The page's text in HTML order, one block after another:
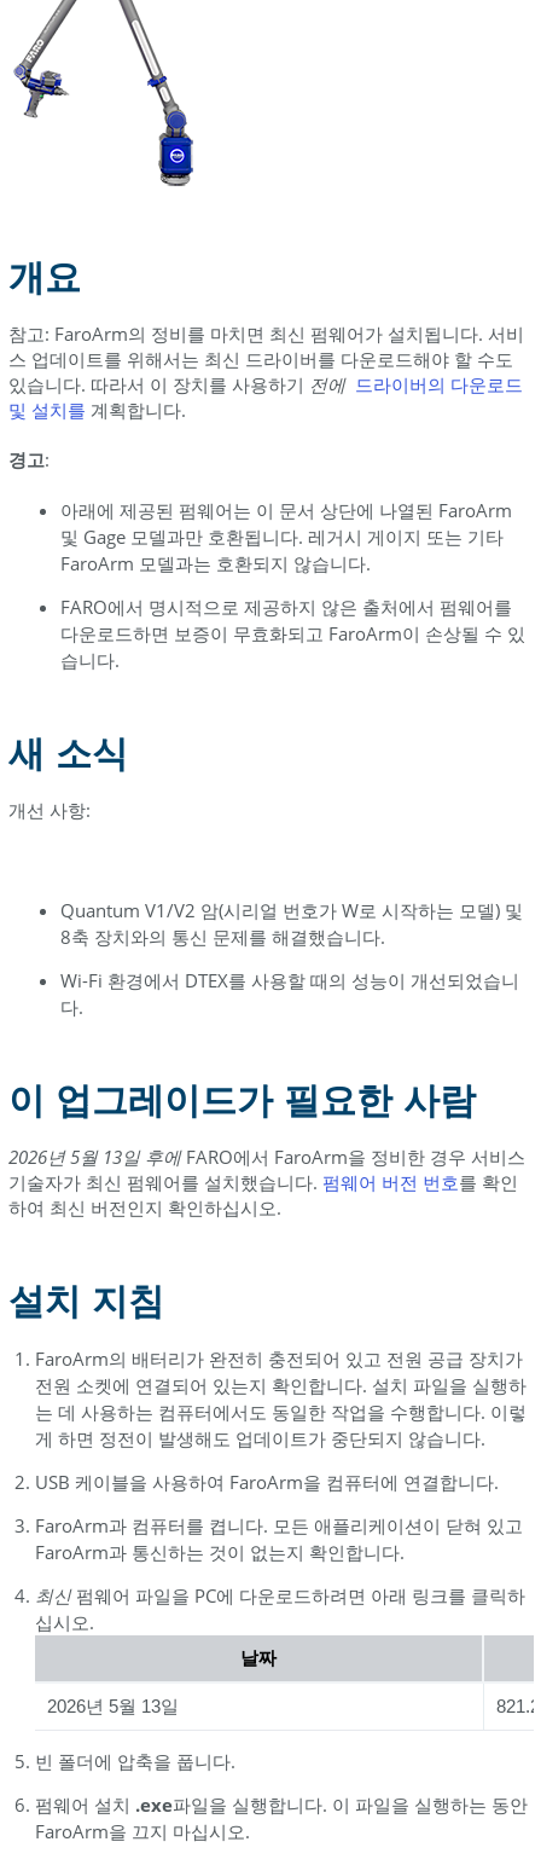
람
설
치
용
여
펌
웨
어
전
인
Measure
10.7.6
사
하
어
버
인
조
개요
참고: FaroArm의 정비를 마치면 최신 펌웨어가 설치됩니다. 서비
스 업데이트를 위해서는 최신 드라이버를 다운로드해야 할 수도
있습니다. 따라서 이 장치를 사용하기 전에 드라이버의 다운로드
및 설치를 계획합니다.
경고:
아래에 제공된 펌웨어는 이 문서 상단에 나열된 FaroArm
및 Gage 모델과만 호환됩니다. 레거시 게이지 또는 기타
FaroArm 모델과는 호환되지 않습니다.
FARO에서 명시적으로 제공하지 않은 출처에서 펌웨어를
다운로드하면 보증이 무효화되고 FaroArm이 손상될 수 있
습니다.
새 소식
개선 사항:
Quantum V1/V2 암(시리얼 번호가 W로 시작하는 모델) 및
8축 장치와의 통신 문제를 해결했습니다.
Wi-Fi 환경에서 DTEX를 사용할 때의 성능이 개선되었습니
다.
이 업그레이드가 필요한 사람
2026년 5월 13일 후에FARO에서 FaroArm을 정비한 경우 서비스
기술자가 최신 펌웨어를 설치했습니다. 펌웨어 버전 번호를 확인
하여 최신 버전인지 확인하십시오.
설치 지침
FaroArm의 배터리가 완전히 충전되어 있고 전원 공급 장치가
전원 소켓에 연결되어 있는지 확인합니다. 설치 파일을 실행하
는 데 사용하는 컴퓨터에서도 동일한 작업을 수행합니다. 이렇
게 하면 정전이 발생해도 업데이트가 중단되지 않습니다.
USB 케이블을 사용하여 FaroArm을 컴퓨터에 연결합니다.
FaroArm과 컴퓨터를 켭니다. 모든 애플리케이션이 닫혀 있고
FaroArm과 통신하는 것이 없는지 확인합니다.
최신 펌웨어 파일을 PC에 다운로드하려면 아래 링크를 클릭하
십시오.
날짜
2026년 5월 13일
빈 폴더에 압축을 풉니다.
펌웨어 설치 .exe파일을 실행합니다. 이 파일을 실행하는 동안
FaroArm을 끄지 마십시오.